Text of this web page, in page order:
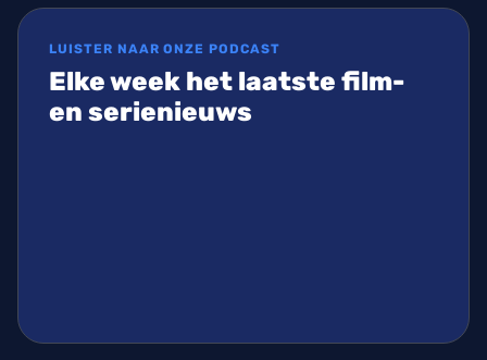
LUISTER NAAR ONZE PODCAST
Elke week het laatste film-
en serienieuws